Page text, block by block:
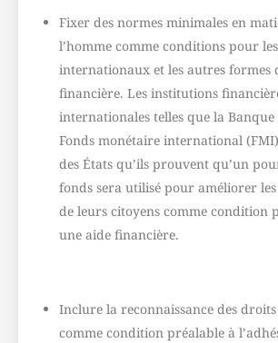
Fixer des normes minimales en
l’homme comme conditions pour
internationaux et les autres formes
financière. Les institutions
internationales telles que la
Fonds monétaire international
des États qu’ils prouvent qu’un
fonds sera utilisé pour améliorer
de leurs citoyens comme condition
une aide financière.
Inclure la reconnaissance des
comme condition préalable à